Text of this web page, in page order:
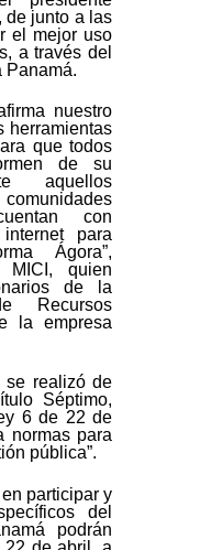
de junto a las
el mejor uso
a través del
Panamá.
nuestro
herramientas
que todos
de su
aquellos
con
para
Ágora”,
quien
de la
Recursos
la empresa
se realizó de
Séptimo,
6 de 22 de
normas para
pública”.
participar y
del
podrán